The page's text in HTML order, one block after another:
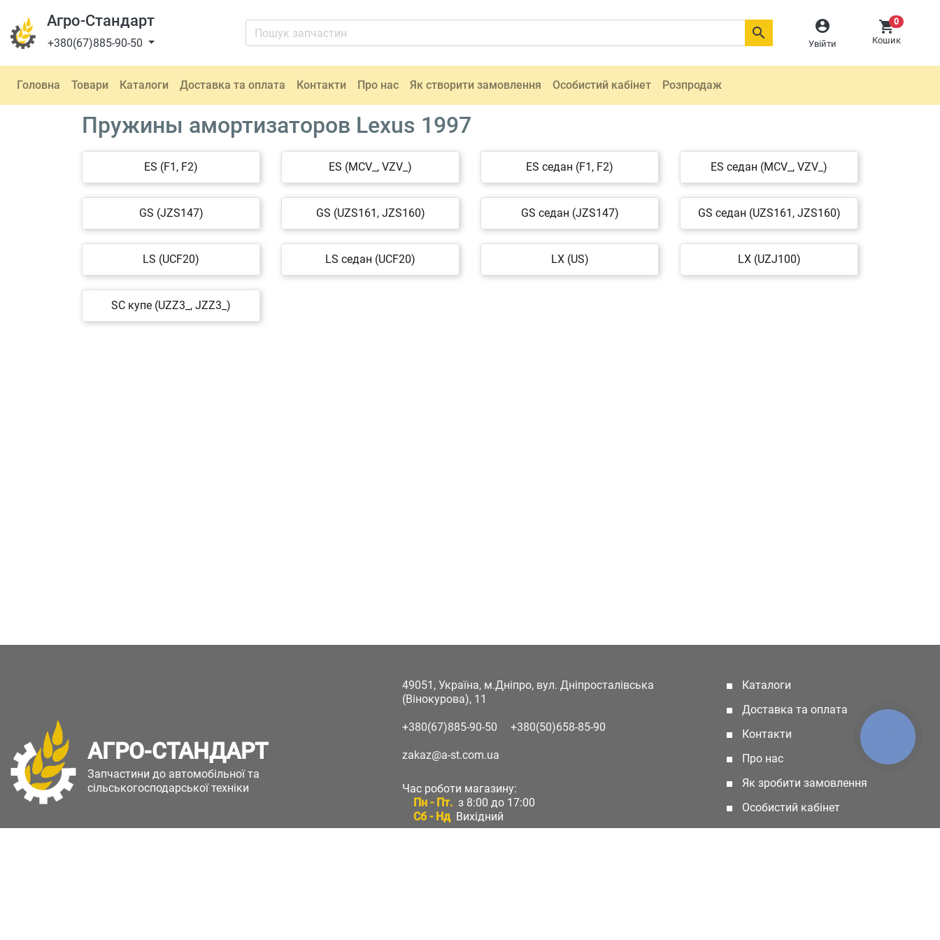
Агро-Стандарт
+380(67)885-90-50

Увійти
0
Кошик

Головна Товари Каталоги Доставка та оплата Контакти Про нас Як створити замовлення Особистий кабінет Розпродаж
Пружины амортизаторов Lexus 1997
ES (F1, F2) ES (MCV_, VZV_) ES седан (F1, F2) ES седан (MCV_, VZV_)
GS (JZS147) GS (UZS161, JZS160) GS седан (JZS147) GS седан (UZS161, JZS160)
LS (UCF20) LS седан (UCF20) LX (US) LX (UZJ100)
SC купе (UZZ3_, JZZ3_)
АГРО-СТАНДАРТ
Запчастини до автомобільної та
сільськогосподарської техніки
49051, Україна, м.Дніпро, вул. Дніпросталівська
(Вінокурова), 11
+380(67)885-90-50 +380(50)658-85-90
zakaz@a-st.com.ua
Час роботи магазину:
Пн - Пт. з 8:00 до 17:00
Сб - Нд Вихідний
Каталоги
Доставка та оплата
Контакти
Про нас
Як зробити замовлення
Особистий кабінет